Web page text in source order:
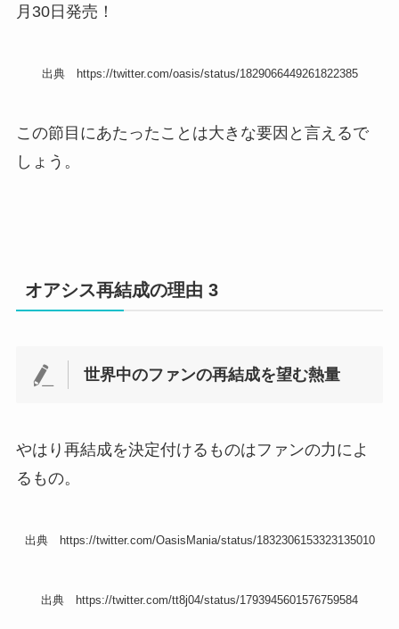
月30日発売！
出典 https://twitter.com/oasis/status/1829066449261822385
この節目にあたったことは大きな要因と言えるで
しょう。
オアシス再結成の理由 3
世界中のファンの再結成を望む熱量
やはり再結成を決定付けるものはファンの力によ
るもの。
出典 https://twitter.com/OasisMania/status/1832306153323135010
出典 https://twitter.com/tt8j04/status/1793945601576759584